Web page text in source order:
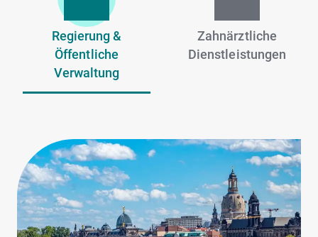
Regierung &
Öffentliche
Verwaltung
Zahnärztliche
Dienstleistungen